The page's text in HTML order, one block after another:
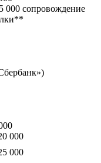
000 сопровождение
**
000
000